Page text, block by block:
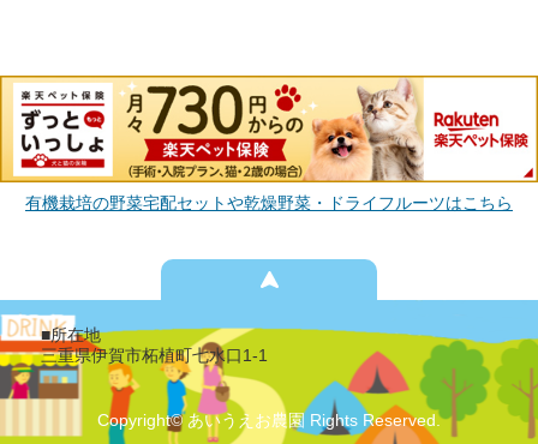
有機栽培の野菜宅配セットや乾燥野菜・ドライフルーツはこちら
■所在地
三重県伊賀市柘植町七水口1-1
Copyright© あいうえお農園 Rights Reserved.